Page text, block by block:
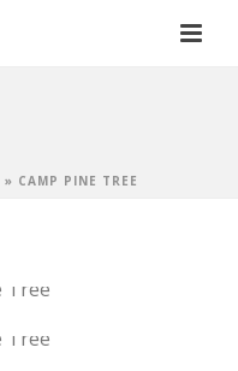
» CAMP PINE TREE